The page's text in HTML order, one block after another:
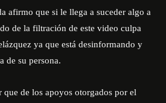
afirmo que si le llega a suceder algo a
de la filtración de este video culpa
ya que está desinformando y
de su persona.
que de los apoyos otorgados por el